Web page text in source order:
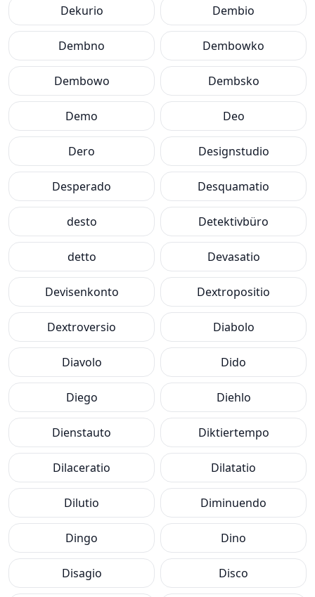
Dekurio Dembio
Dembno Dembowko
Dembowo Dembsko
Demo Deo
Dero Designstudio
Desperado Desquamatio
desto Detektivbüro
detto Devasatio
Devisenkonto Dextropositio
Dextroversio Diabolo
Diavolo Dido
Diego Diehlo
Dienstauto Diktiertempo
Dilaceratio Dilatatio
Dilutio Diminuendo
Dingo Dino
Disagio Disco